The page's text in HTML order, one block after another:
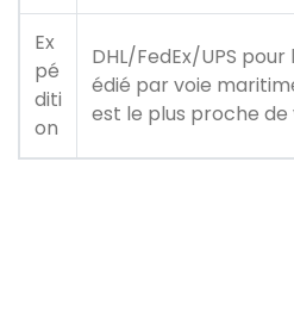
Ex
pé
diti
on
DHL/FedEx/UPS
édié par voie
est le plus proche